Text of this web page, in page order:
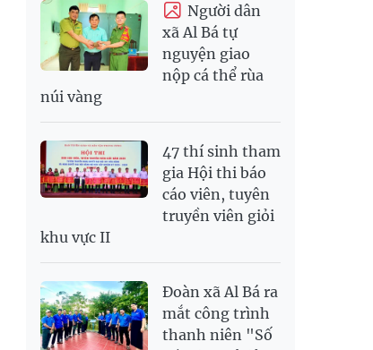
Người dân
xã Al Bá tự
nguyện giao
nộp cá thể rùa
núi vàng
47 thí sinh tham
gia Hội thi báo
cáo viên, tuyên
truyền viên giỏi
khu vực II
Đoàn xã Al Bá ra
mắt công trình
thanh niên "Số